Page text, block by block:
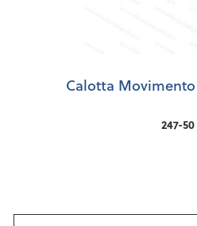
Calotta Movimento
247-50